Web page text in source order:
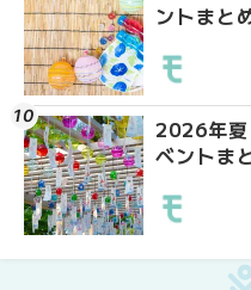
ントまと
2026年夏
ベントま